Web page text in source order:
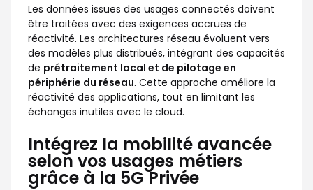
Les données issues des usages connectés doivent
être traitées avec des exigences accrues de
réactivité. Les architectures réseau évoluent vers
des modèles plus distribués, intégrant des capacités
de prétraitement local et de pilotage en
périphérie du réseau. Cette approche améliore la
réactivité des applications, tout en limitant les
échanges inutiles avec le cloud.
Intégrez la mobilité avancée
selon vos usages métiers
grâce à la 5G Privée